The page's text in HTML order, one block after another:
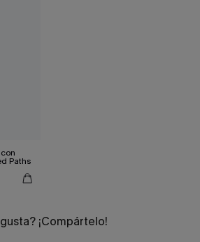
Paths
¡Compártelo!